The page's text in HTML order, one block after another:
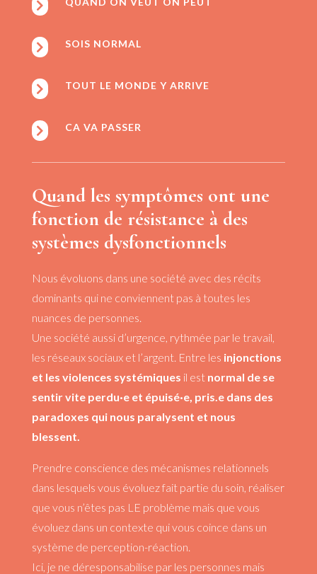

 SOIS NORMAL
 TOUT LE MONDE Y ARRIVE
 CA VA PASSER
Quand les symptômes ont une
fonction de résistance à des
systèmes dysfonctionnels
Nous évoluons dans une société avec des récits
dominants qui ne conviennent pas à toutes les
nuances de personnes.
Une société aussi d’urgence, rythmée par le travail,
les réseaux sociaux et l’argent. Entre les injonctions
et les violences systémiques il est normal de se
sentir vite perdu·e et épuisé·e, pris.e dans des
paradoxes qui nous paralysent et nous
blessent.
Prendre conscience des mécanismes relationnels
dans lesquels vous évoluez fait partie du soin, réaliser
que vous n’êtes pas LE problème mais que vous
évoluez dans un contexte qui vous coince dans un
système de perception-réaction.
Ici, je ne déresponsabilise par les personnes mais